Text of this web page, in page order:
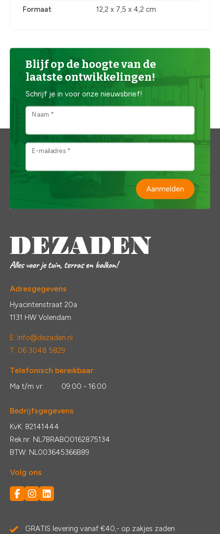
Formaat 12,2 x 7,5 x 4,2 cm
Blijf op de hoogte van de
laatste ontwikkelingen!
Schrijf je in voor onze nieuwsbrief!
Naam *
E-mailadres *
Aanmelden
Adresgegevens
Hyacintenstraat 20a
1131 HW Volendam
E: info@dezaden.nl
T: 06 3048 5829
Telefonisch bereikbaar:
Ma t/m vr: 09:00 - 16:00
Bedrijfsgegevens
KvK: 82141444
Rek.nr: NL78RABO0162875134
BTW: NL003645366B89
Volg ons
GRATIS levering vanaf €40,- op zakjes zaden